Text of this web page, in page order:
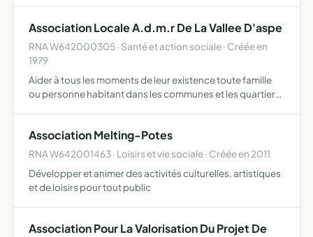
Association Locale A.d.m.r De La Vallee D'aspe
RNA W642000305 · Santé et action sociale · Créée en
1979
Aider à tous les moments de leur existence toute famille
ou personne habitant dans les communes et les quartiers
Association Melting-Potes
RNA W642001463 · Loisirs et vie sociale · Créée en 2011
Développer et animer des activités culturelles, artistiques
et de loisirs pour tout public
Association Pour La Valorisation Du Projet De